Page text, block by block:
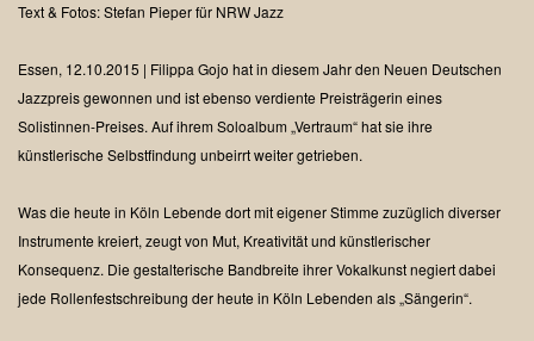
Text & Fotos: Stefan Pieper für NRW Jazz
Essen, 12.10.2015 | Filippa Gojo hat in diesem Jahr den Neuen Deutschen
Jazzpreis gewonnen und ist ebenso verdiente Preisträgerin eines
Solistinnen-Preises. Auf ihrem Soloalbum „Vertraum“ hat sie ihre
künstlerische Selbstfindung unbeirrt weiter getrieben.
Was die heute in Köln Lebende dort mit eigener Stimme zuzüglich diverser
Instrumente kreiert, zeugt von Mut, Kreativität und künstlerischer
Konsequenz. Die gestalterische Bandbreite ihrer Vokalkunst negiert dabei
jede Rollenfestschreibung der heute in Köln Lebenden als „Sängerin“.